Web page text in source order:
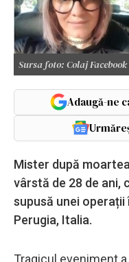
Sursa foto: Colaj
Adaugă-ne
Mister după
vârstă de 28 de ani,
supusă unei
Perugia, Italia.
Tragicul eveniment